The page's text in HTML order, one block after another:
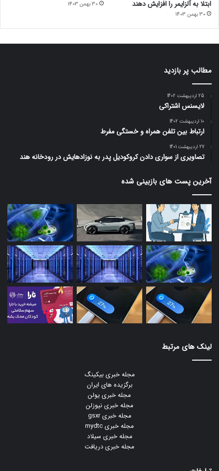
ابتلا به آلزایمر را افزایش دهند
30 بهمن 1403
30 بهمن 1403
مطالب پر بازدید
25 اردیبهشت 1402
لایسنس اشتراکی
10 اردیبهشت 1402
ارتباط بین تلفن همراه و خستگی مفرط
27 اردیبهشت 1401
تصاویری از سواری دادن کروکودیل پدر به نوزادهایش در رودخانه هند
آخرین پست های بازبینی شده
لینک های مرتبط
مجله خبری بیکینگ
برگزیده های ایران
مجله خبری یولن
مجله خبری نیوزلن
مجله خبری gsxr
مجله خبری mydtc
مجله خبری سیلاد
مجله خبری دریافت